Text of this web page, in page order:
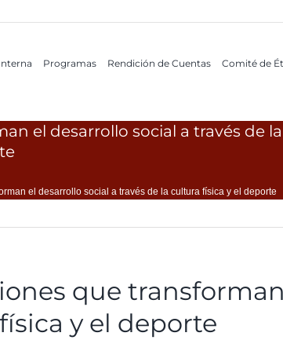
Programas Rendición de Cuentas Comité de
el desarrollo social a través de
el desarrollo social a través de la cultura física y el deporte
que
y el deporte